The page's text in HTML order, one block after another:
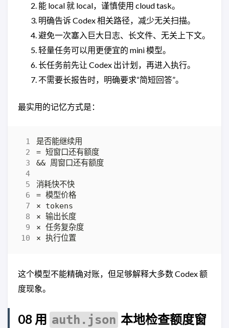
能 local 就 local，谨慎使用 cloud task。
明确告诉 Codex 相关路径，减少无关扫描。
避免一次塞入巨大日志、长文件、无关上下文。
轻量任务可以用更便宜的 mini 模型。
长任务前先让 Codex 出计划，再进入执行。
不需要长报告时，明确要求“简短回答”。
最实用的记忆方式是：
这个模型不能精确对账，但足够解释大多数 Codex 额
度现象。
08 用 auth.json 本地检查额度窗